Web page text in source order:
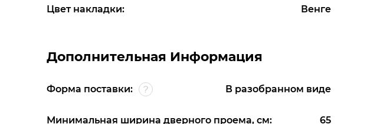
Цвет накладки: Венге
Дополнительная Информация
Форма поставки: В разобранном виде
Минимальная ширина дверного проема, см: 65